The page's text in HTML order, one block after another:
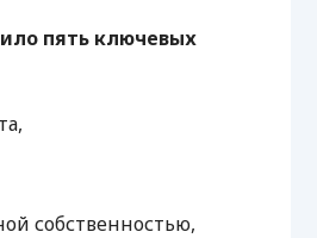
пять ключевых
собственностью,